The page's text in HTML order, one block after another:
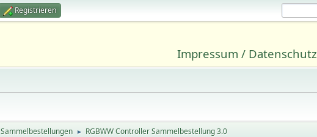
Registrieren
Impressum / Datenschutz
Sammelbestellungen ► RGBWW Controller Sammelbestellung 3.0